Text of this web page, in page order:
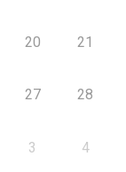
20 21
27 28
3 4